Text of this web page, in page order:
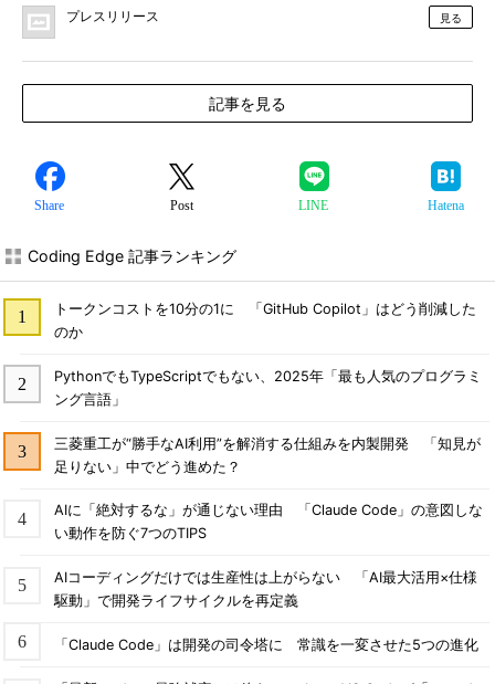
プレスリリース 見る
記事を見る
Share Post LINE Hatena
Coding Edge 記事ランキング
トークンコストを10分の1に 「GitHub Copilot」はどう削減した
のか
PythonでもTypeScriptでもない、2025年「最も人気のプログラミ
ング言語」
三菱重工が“勝手なAI利用”を解消する仕組みを内製開発 「知見が
足りない」中でどう進めた？
AIに「絶対するな」が通じない理由 「Claude Code」の意図しな
い動作を防ぐ7つのTIPS
AIコーディングだけでは生産性は上がらない 「AI最大活用×仕様
駆動」で開発ライフサイクルを再定義
「Claude Code」は開発の司令塔に 常識を一変させた5つの進化